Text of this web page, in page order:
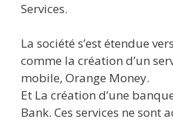
Services.
La société s’est étendue
comme la création d’un
mobile, Orange Money.
Et La création d’une
Bank. Ces services ne sont